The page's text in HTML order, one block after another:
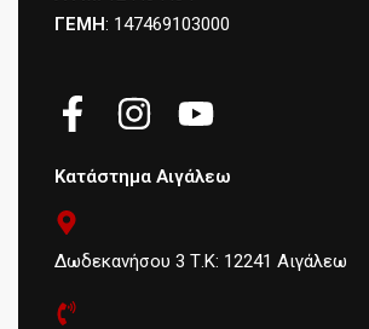
ΓΕΜΗ: 147469103000
Κατάστημα Αιγάλεω
Δωδεκανήσου 3 Τ.Κ: 12241 Αιγάλεω